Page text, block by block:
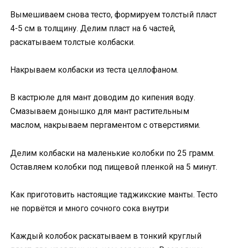
Вымешиваем снова тесто, формируем толстый пласт
4-5 см в толщину. Делим пласт на 6 частей,
раскатываем толстые колбаски.
Накрываем колбаски из теста целлофаном.
В кастрюле для мант доводим до кипения воду.
Смазываем донышко для мант растительным
маслом, накрываем пергаментом с отверстиями.
Делим колбаски на маленькие колобки по 25 грамм.
Оставляем колобки под пищевой пленкой на 5 минут.
Как приготовить настоящие таджикские манты. Тесто
не порвётся и много сочного сока внутри
Каждый колобок раскатываем в тонкий круглый